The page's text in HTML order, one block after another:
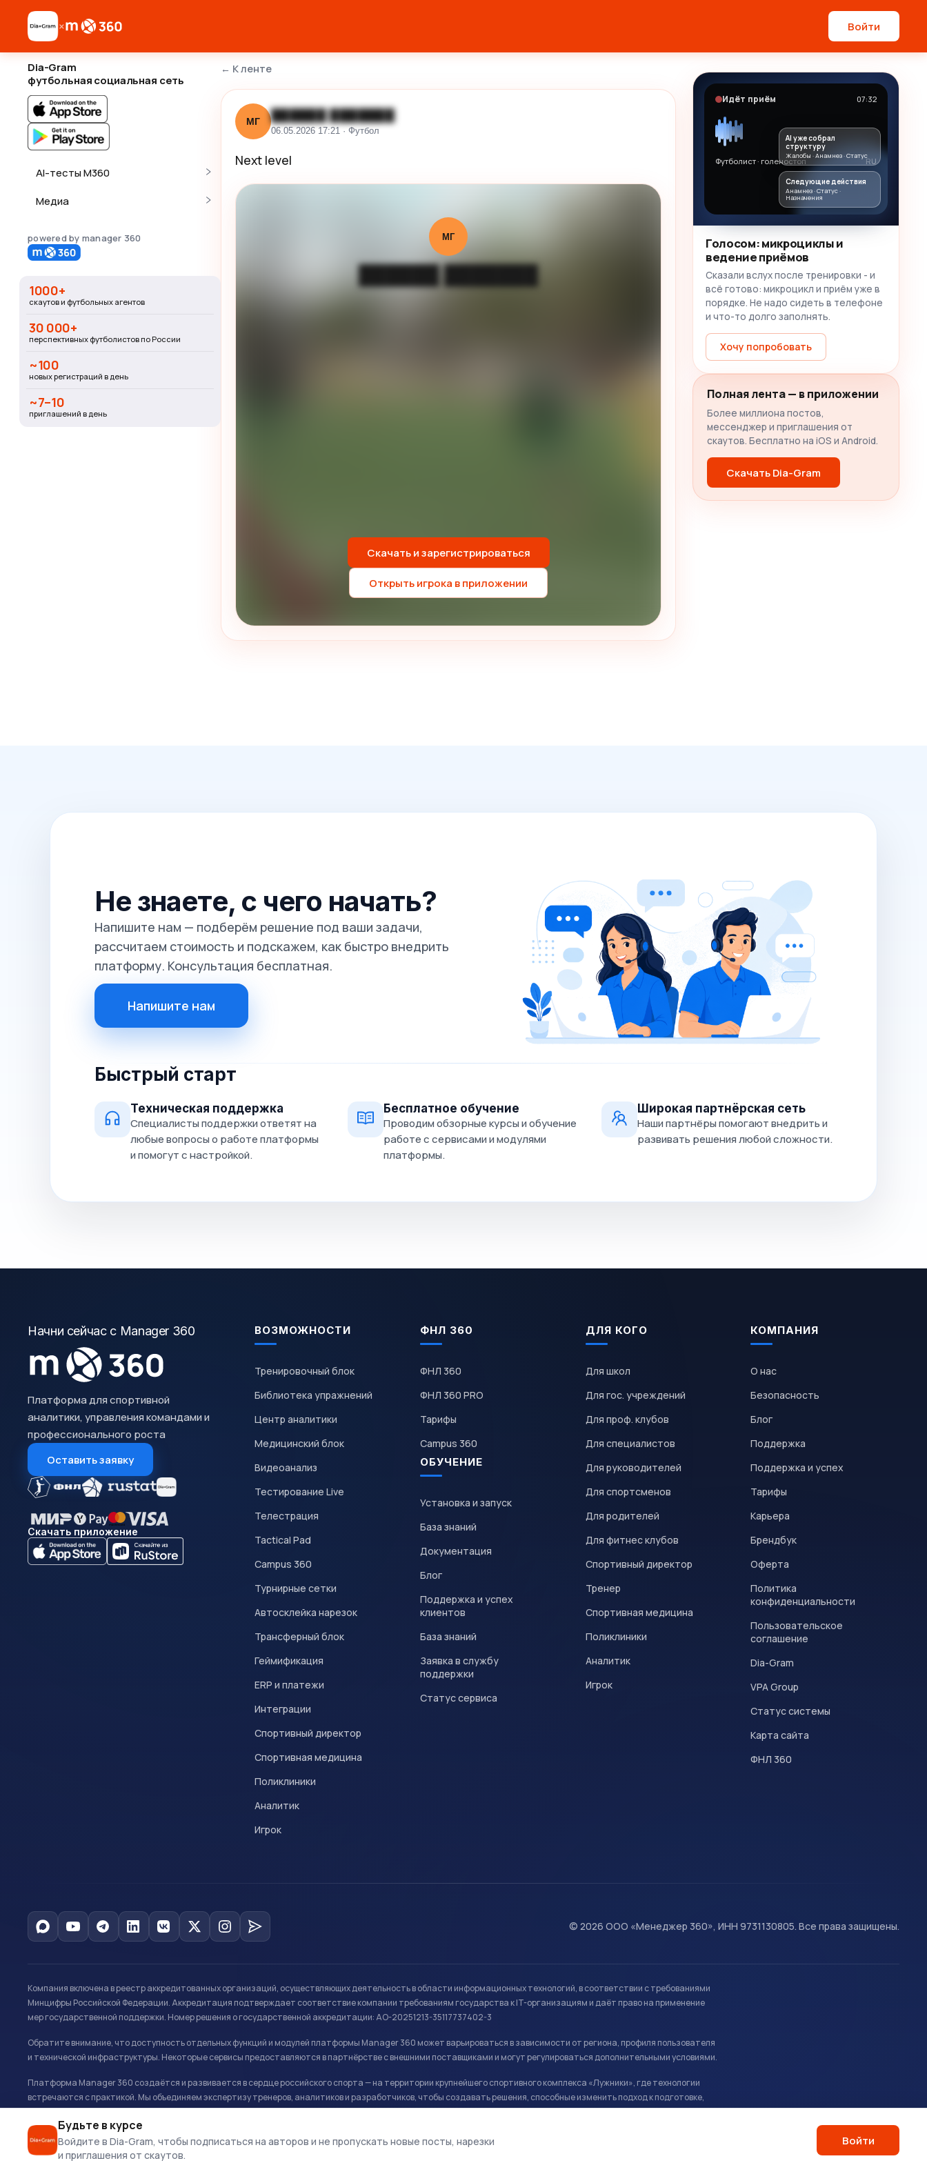
× Войти
Dia-Gram
футбольная социальная сеть
AI-тесты M360
Медиа
powered by manager 360
1000+
скаутов и футбольных агентов
30 000+
перспективных футболистов по России
~100
новых регистраций в день
~7–10
приглашений в день
← К ленте
МГ ██████ ███████
06.05.2026 17:21 · Футбол
Next level
МГ
██████ ███████
Скачать и зарегистрироваться
Открыть игрока в приложении
Идёт приём 07:32
Футболист · голеностоп RU
AI уже собрал
структуру
Жалобы · Анамнез · Статус
Следующие действия
Анамнез · Статус ·
Назначения
Голосом: микроциклы и
ведение приёмов
Сказали вслух после тренировки - и
всё готово: микроцикл и приём уже в
порядке. Не надо сидеть в телефоне
и что-то долго заполнять.
Хочу попробовать
Полная лента — в приложении
Более миллиона постов,
мессенджер и приглашения от
скаутов. Бесплатно на iOS и Android.
Скачать Dia-Gram
Будьте в курсе
Войдите в Dia-Gram, чтобы подписаться на авторов и не пропускать новые посты, нарезки
и приглашения от скаутов.
Войти
Не знаете, с чего начать?
Напишите нам — подберём решение под ваши задачи,
рассчитаем стоимость и подскажем, как быстро внедрить
платформу. Консультация бесплатная.
Напишите нам
Быстрый старт
Техническая поддержка
Специалисты поддержки ответят на
любые вопросы о работе платформы
и помогут с настройкой.
Бесплатное обучение
Проводим обзорные курсы и обучение
работе с сервисами и модулями
платформы.
Широкая партнёрская сеть
Наши партнёры помогают внедрить и
развивать решения любой сложности.
Начни сейчас с Manager 360
Платформа для спортивной
аналитики, управления командами и
профессионального роста
Оставить заявку
Скачать приложение
ВОЗМОЖНОСТИ
Тренировочный блок
Библиотека упражнений
Центр аналитики
Медицинский блок
Видеоанализ
Тестирование Live
Телестрация
Tactical Pad
Campus 360
Турнирные сетки
Автосклейка нарезок
Трансферный блок
Геймификация
ERP и платежи
Интеграции
Спортивный директор
Спортивная медицина
Поликлиники
Аналитик
Игрок
ФНЛ 360
ФНЛ 360
ФНЛ 360 PRO
Тарифы
Campus 360
ОБУЧЕНИЕ
Установка и запуск
База знаний
Документация
Блог
Поддержка и успех
клиентов
База знаний
Заявка в службу
поддержки
Статус сервиса
ДЛЯ КОГО
Для школ
Для гос. учреждений
Для проф. клубов
Для специалистов
Для руководителей
Для спортсменов
Для родителей
Для фитнес клубов
Спортивный директор
Тренер
Спортивная медицина
Поликлиники
Аналитик
Игрок
КОМПАНИЯ
О нас
Безопасность
Блог
Поддержка
Поддержка и успех
Тарифы
Карьера
Брендбук
Оферта
Политика
конфиденциальности
Пользовательское
соглашение
Dia-Gram
VPA Group
Статус системы
Карта сайта
ФНЛ 360
© 2026 ООО «Менеджер 360», ИНН 9731130805. Все права защищены.
Компания включена в реестр аккредитованных организаций, осуществляющих деятельность в области информационных технологий, в соответствии с требованиями
Минцифры Российской Федерации. Аккредитация подтверждает соответствие компании требованиям государства к IT-организациям и даёт право на применение
мер государственной поддержки. Номер решения о государственной аккредитации: АО-20251213-35117737402-3
Обратите внимание, что доступность отдельных функций и модулей платформы Manager 360 может варьироваться в зависимости от региона, профиля пользователя
и технической инфраструктуры. Некоторые сервисы предоставляются в партнёрстве с внешними поставщиками и могут регулироваться дополнительными условиями.
Платформа Manager 360 создаётся и развивается в сердце российского спорта — на территории крупнейшего спортивного комплекса «Лужники», где технологии
встречаются с практикой. Мы объединяем экспертизу тренеров, аналитиков и разработчиков, чтобы создавать решения, способные изменить подход к подготовке,
развитию и управлению в спорте.
Офис: г. Москва, Олимпийский комплекс «Лужники», Большая спортивная арена, ул. Лужники 24с1.